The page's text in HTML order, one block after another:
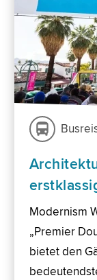
Modernism
„Premier
bietet den